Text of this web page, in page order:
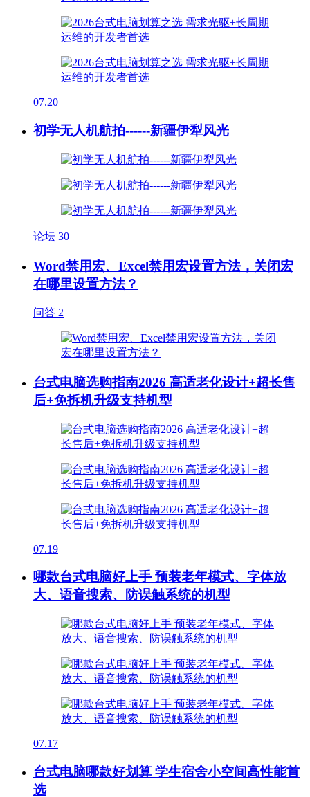
07.20
初学无人机航拍------新疆伊犁风光
论坛 30
Word禁用宏、Excel禁用宏设置方法，关闭宏
在哪里设置方法？
问答 2
台式电脑选购指南2026 高适老化设计+超长售
后+免拆机升级支持机型
07.19
哪款台式电脑好上手 预装老年模式、字体放
大、语音搜索、防误触系统的机型
07.17
台式电脑哪款好划算 学生宿舍小空间高性能首
选